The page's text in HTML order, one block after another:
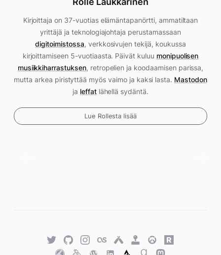
Kirjoittaja on 37-vuotias elämäntapanörtti, ammatiltaan
yrittäjä ja teknologiajohtaja perustamassaan
digitoimistossa, verkkosivujen tekijä, koukussa
kirjoittamiseen 5-vuotiaasta. Päivät kuluu monipuolisen
musiikkiharrastuksen, retropelien ja koodaamisen parissa,
mutta arkea piristyttää myös vaimo ja kaksi lasta. Mastodon
ja leffatlähellä sydäntä.
Lue Rollesta lisää
TwitterGitHubTwitterLast.fmUntappd
Retro
Achievements
Overwatch
Rawg.io